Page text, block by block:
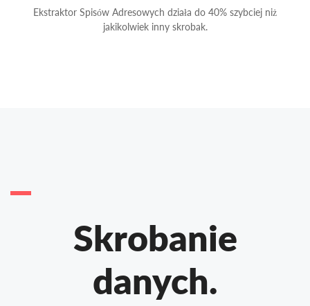
Ekstraktor Spisów Adresowych działa do 40% szybciej niż
jakikolwiek inny skrobak.
Skrobanie
danych.